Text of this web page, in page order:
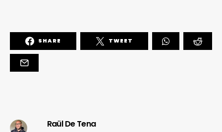
SHARE TWEET
Raül De Tena